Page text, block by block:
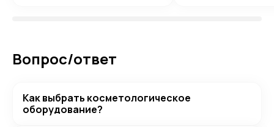
Вопрос/ответ
Как выбрать косметологическое
оборудование?